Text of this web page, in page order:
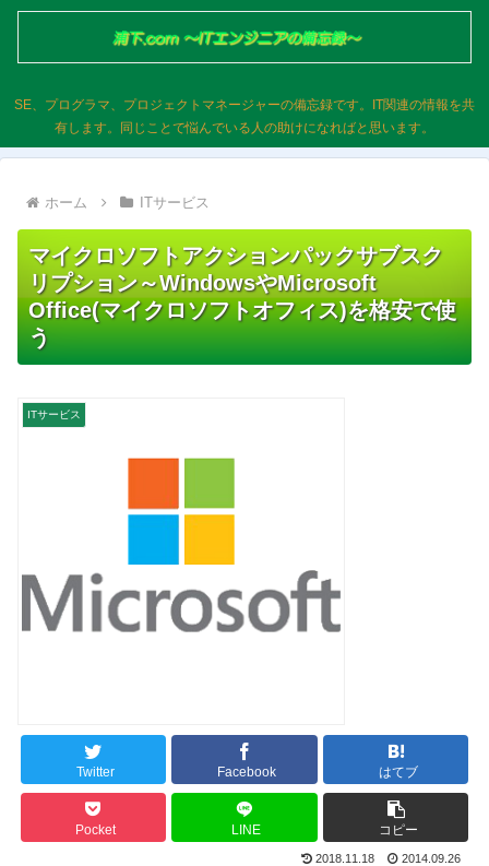
SE、プログラマ、プロジェクトマネージャーの備忘録です。IT関連の情報を共
有します。同じことで悩んでいる人の助けになればと思います。
ホーム ITサービス
マイクロソフトアクションパックサブスク
リプション～WindowsやMicrosoft
Office(マイクロソフトオフィス)を格安で使
う
ITサービス
Twitter Facebook はてブ
Pocket LINE コピー
2018.11.18 2014.09.26